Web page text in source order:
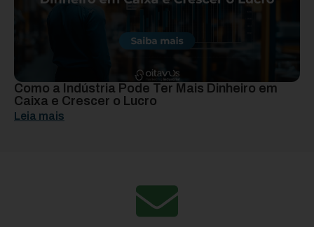
Como a Indústria Pode Ter Mais Dinheiro em
Caixa e Crescer o Lucro
Leia mais